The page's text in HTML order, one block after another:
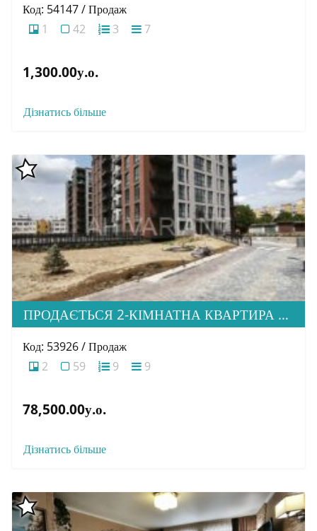
Код: 54147 / Продаж
1
42 3 7
1,300.00у.о.
Дізнатись більше
ПРОДАЄТЬСЯ 2-КІМНАТНА КВАРТИРА В М. УЖГОРОД, ВУЛ. ТЛЕХАСА 19, ЖК “WEST TOWERS”
Код: 53926 / Продаж
2
59 9 9
78,500.00у.о.
Дізнатись більше